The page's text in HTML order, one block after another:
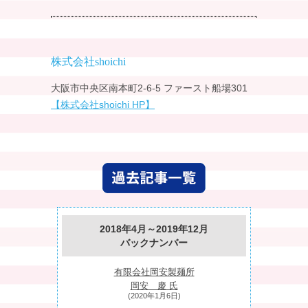
株式会社shoichi
大阪市中央区南本町2-6-5 ファースト船場301
【株式会社shoichi HP】
2018年4月～2019年12月
バックナンバー
有限会社岡安製麺所
岡安 慶 氏
(2020年1月6日)